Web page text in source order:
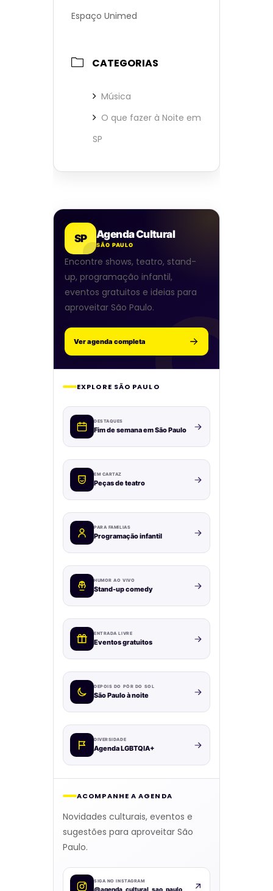
Espaço Unimed
CATEGORIAS
Música
O que fazer à Noite em
SP
SP Agenda Cultural
SÃO PAULO
Encontre shows, teatro, stand-
up, programação infantil,
eventos gratuitos e ideias para
aproveitar São Paulo.
Ver agenda completa
EXPLORE SÃO PAULO
DESTAQUES
Fim de semana em São Paulo
EM CARTAZ
Peças de teatro
PARA FAMÍLIAS
Programação infantil
HUMOR AO VIVO
Stand-up comedy
ENTRADA LIVRE
Eventos gratuitos
DEPOIS DO PÔR DO SOL
São Paulo à noite
DIVERSIDADE
Agenda LGBTQIA+
ACOMPANHE A AGENDA
Novidades culturais, eventos e
sugestões para aproveitar São
Paulo.
SIGA NO INSTAGRAM
@agenda_cultural_sao_paulo